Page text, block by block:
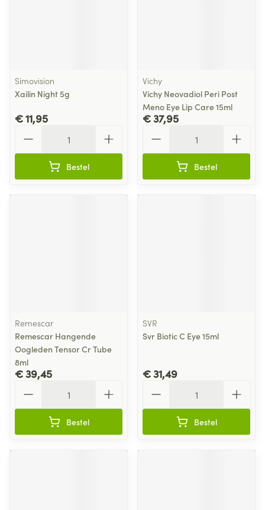
Simovision
Xailin Night 5g
€ 11,95
Bestel
Vichy
Vichy Neovadiol Peri Post
Meno Eye Lip Care 15ml
€ 37,95
Bestel
Remescar
Remescar Hangende
Oogleden Tensor Cr Tube
8ml
€ 39,45
Bestel
SVR
Svr Biotic C Eye 15ml
€ 31,49
Bestel